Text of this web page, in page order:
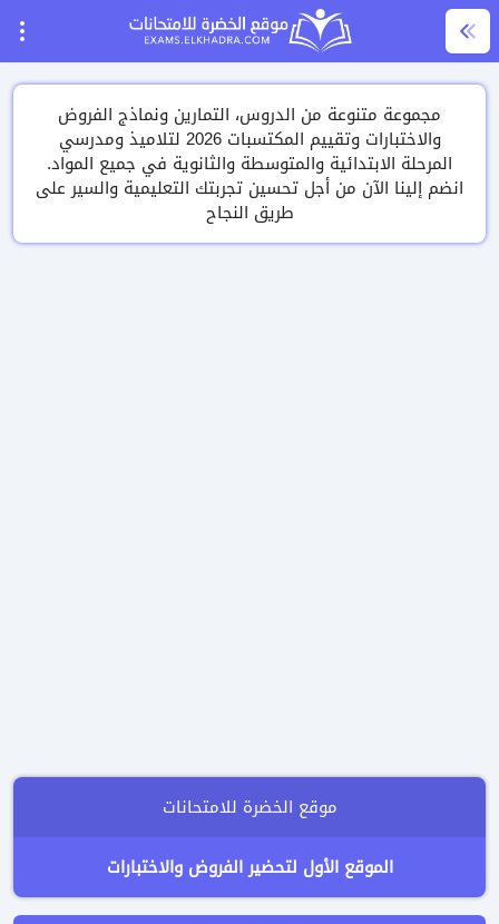
مجموعة متنوعة من الدروس، التمارين ونماذج الفروض
والاختبارات وتقييم المكتسبات 2026 لتلاميذ ومدرسي
المرحلة الابتدائية والمتوسطة والثانوية في جميع المواد.
انضم إلينا الآن من أجل تحسين تجربتك التعليمية والسير على
طريق النجاح
موقع الخضرة للامتحانات
الموقع الأول لتحضير الفروض والاختبارات